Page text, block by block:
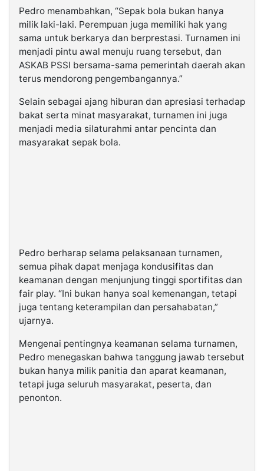
Pedro menambahkan, “Sepak bola bukan hanya
milik laki-laki. Perempuan juga memiliki hak yang
sama untuk berkarya dan berprestasi. Turnamen ini
menjadi pintu awal menuju ruang tersebut, dan
ASKAB PSSI bersama-sama pemerintah daerah akan
terus mendorong pengembangannya.”
Selain sebagai ajang hiburan dan apresiasi terhadap
bakat serta minat masyarakat, turnamen ini juga
menjadi media silaturahmi antar pencinta dan
masyarakat sepak bola.
Pedro berharap selama pelaksanaan turnamen,
semua pihak dapat menjaga kondusifitas dan
keamanan dengan menjunjung tinggi sportifitas dan
fair play. “Ini bukan hanya soal kemenangan, tetapi
juga tentang keterampilan dan persahabatan,”
ujarnya.
Mengenai pentingnya keamanan selama turnamen,
Pedro menegaskan bahwa tanggung jawab tersebut
bukan hanya milik panitia dan aparat keamanan,
tetapi juga seluruh masyarakat, peserta, dan
penonton.